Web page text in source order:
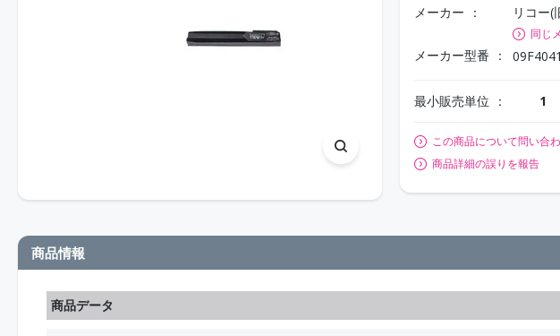
メーカー リコー(
同じ
メーカー型番 09F4041
最小販売単位 1
この商品について問い合
商品詳細の誤りを報告
商品情報
商品データ